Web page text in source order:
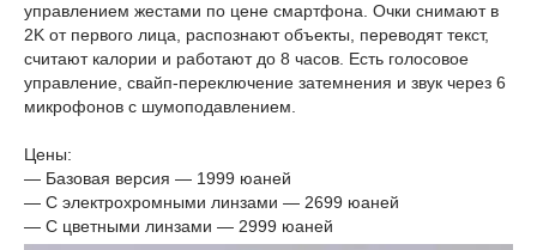
управлением жестами по цене смартфона. Очки снимают в
2K от первого лица, распознают объекты, переводят текст,
считают калории и работают до 8 часов. Есть голосовое
управление, свайп-переключение затемнения и звук через 6
микрофонов с шумоподавлением.
Цены:
— Базовая версия — 1999 юаней
— С электрохромными линзами — 2699 юаней
— С цветными линзами — 2999 юаней